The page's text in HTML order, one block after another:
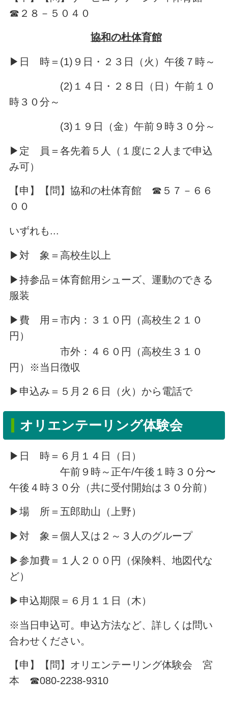
☎２８－５０４０
協和の杜体育館
▶日 時＝(1)９日・２３日（火）午後７時～
(2)１４日・２８日（日）午前１０
時３０分～
(3)１９日（金）午前９時３０分～
▶定 員＝各先着５人（１度に２人まで申込
み可）
【申】【問】協和の杜体育館 ☎５７－６６
００
いずれも...
▶対 象＝高校生以上
▶持参品＝体育館用シューズ、運動のできる
服装
▶費 用＝市内：３１０円（高校生２１０
円）
市外：４６０円（高校生３１０
円）※当日徴収
▶申込み＝５月２６日（火）から電話で
オリエンテーリング体験会
▶日 時＝６月１４日（日）
午前９時～正午/午後１時３０分〜
午後４時３０分（共に受付開始は３０分前）
▶場 所＝五郎助山（上野）
▶対 象＝個人又は２～３人のグループ
▶参加費＝１人２００円（保険料、地図代な
ど）
▶申込期限＝６月１１日（木）
※当日申込可。申込方法など、詳しくは問い
合わせください。
【申】【問】オリエンテーリング体験会 宮
本 ☎080-2238-9310